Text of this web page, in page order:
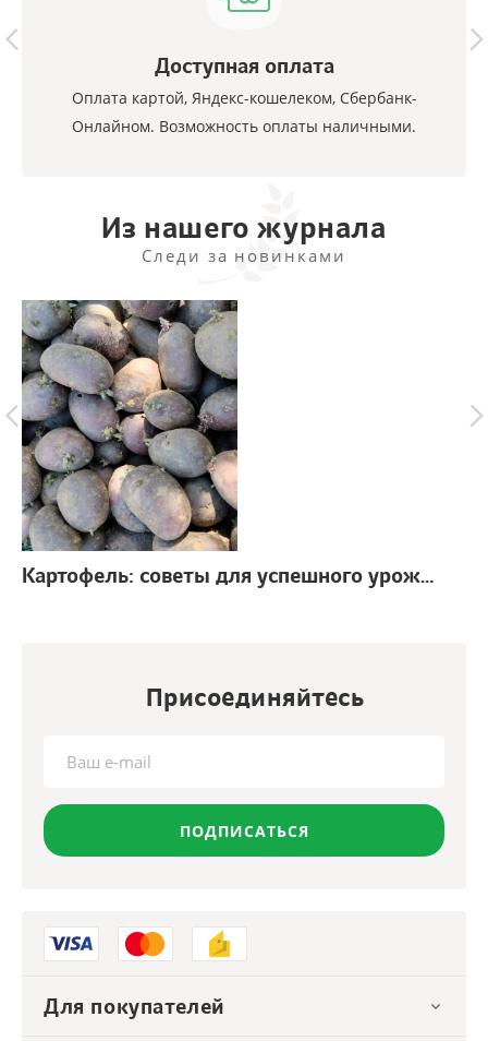
Доступная оплата
Оплата картой, Яндекс-кошелеком, Сбербанк-
Онлайном. Возможность оплаты наличными.
Из нашего журнала
Следи за новинками
Картофель: советы для успешного урожая
Присоединяйтесь
ПОДПИСАТЬСЯ
Для покупателей